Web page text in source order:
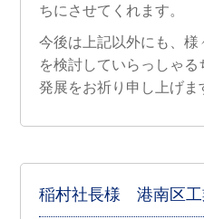
ちにさせてくれます。
今後は上記以外にも、
を検討していらっしゃ
発展をお祈り申し上げま
稲村社長様 港南区